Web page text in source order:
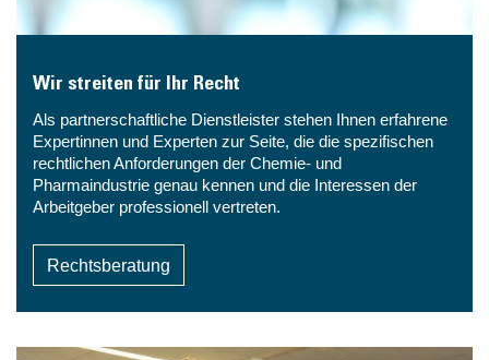
Wir streiten für Ihr Recht
Als partnerschaftliche Dienstleister stehen Ihnen erfahrene
Expertinnen und Experten zur Seite, die die spezifischen
rechtlichen Anforderungen der Chemie- und
Pharmaindustrie genau kennen und die Interessen der
Arbeitgeber professionell vertreten.
Rechtsberatung